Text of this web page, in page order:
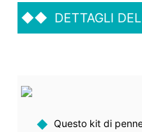
◆◆ DETTAGLI
◆ Questo kit di